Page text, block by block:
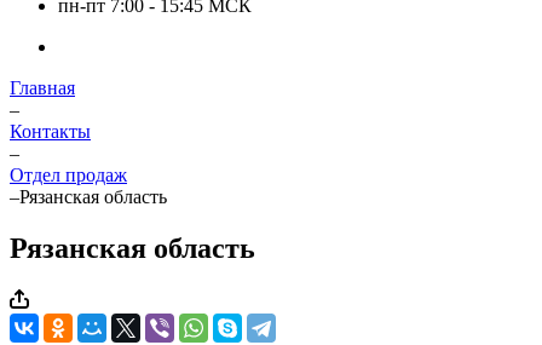
пн-пт 7:00 - 15:45 МСК
Главная
–
Контакты
–
Отдел продаж
–Рязанская область
Рязанская область